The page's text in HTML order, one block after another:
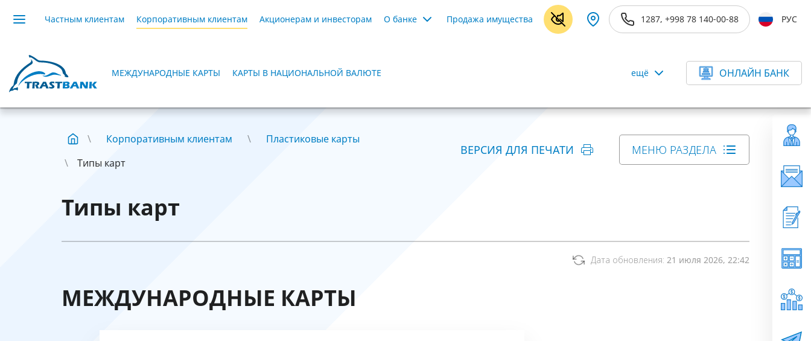
Частным клиентам Корпоративным клиентам Акционерам и инвесторам О банке Продажа имущества 1287, +998 78 140-00-88 РУС
MEЖДУНАРОДНЫЕ КАРТЫ КАРТЫ В НАЦИОНАЛЬНОЙ ВАЛЮТЕ ещё ОНЛАЙН БАНК
Корпоративным клиентам
Пластиковые карты
Типы карт
ВЕРСИЯ ДЛЯ ПЕЧАТИ МЕНЮ РАЗДЕЛА
Типы карт
Дата обновления: 21 июля 2026, 22:42
MEЖДУНАРОДНЫЕ КАРТЫ